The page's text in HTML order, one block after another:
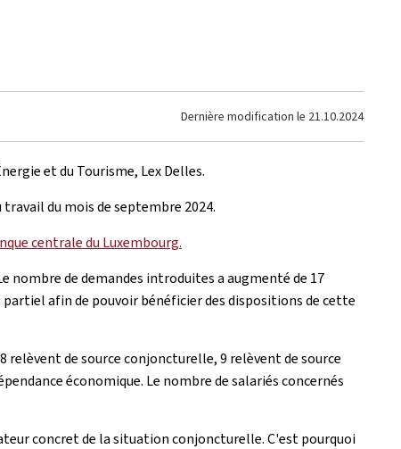
Dernière modification le 21.10.2024
et du Tourisme, Lex Delles.
du mois de septembre 2024.
centrale du Luxembourg.
nombre de demandes introduites a augmenté de 17
afin de pouvoir bénéficier des dispositions de cette
relèvent de source conjoncturelle, 9 relèvent de source
économique. Le nombre de salariés concernés
concret de la situation conjoncturelle. C'est pourquoi